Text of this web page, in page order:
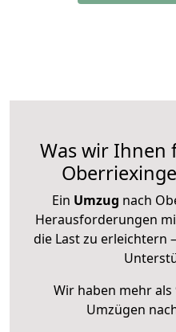
Was wir Ihnen
Ein Umzug nach
Herausforderungen
die Last zu erleichtern
Wir haben mehr
Umzügen